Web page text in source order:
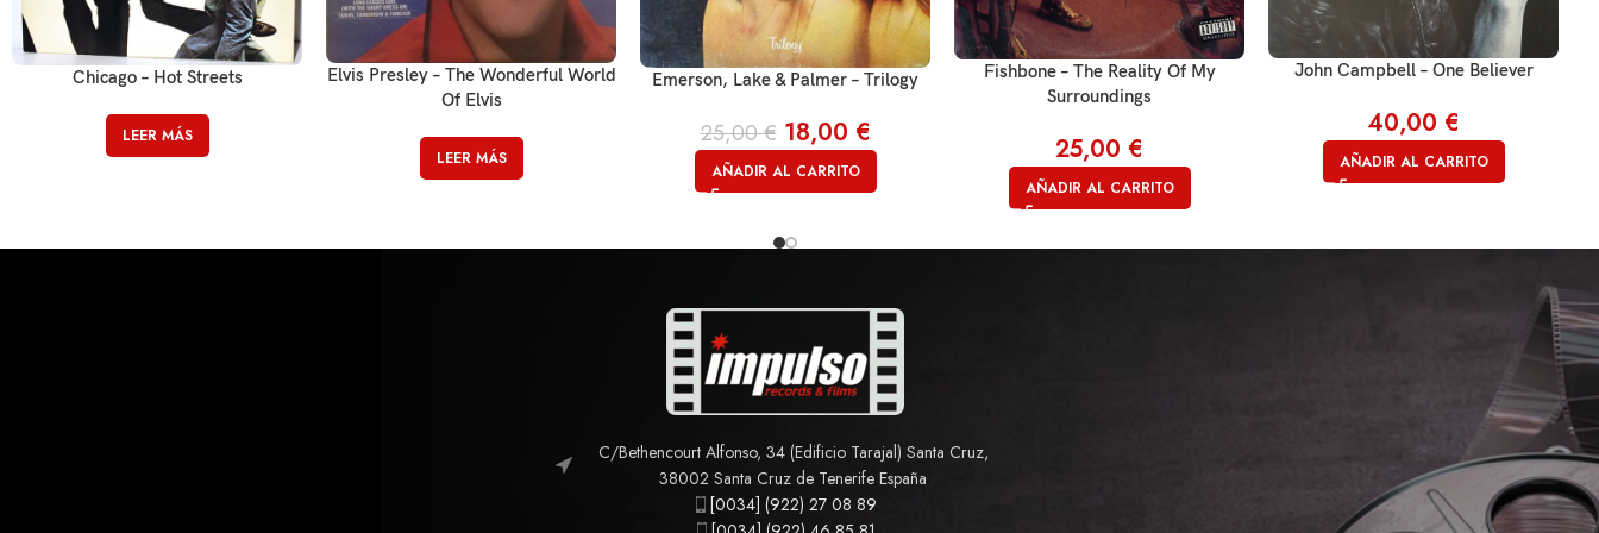
Chicago – Hot Streets
LEER MÁS
Elvis Presley – The Wonderful World
Of Elvis
LEER MÁS
Emerson, Lake & Palmer – Trilogy
25,00€ 18,00 €
AÑADIR AL CARRITO
Fishbone – The Reality Of My
Surroundings
25,00 €
AÑADIR AL CARRITO
John Campbell – One Believer
40,00 €
AÑADIR AL CARRITO
C/Bethencourt Alfonso, 34 (Edificio Tarajal) Santa Cruz,
38002 Santa Cruz de Tenerife España
[0034] (922) 27 08 89